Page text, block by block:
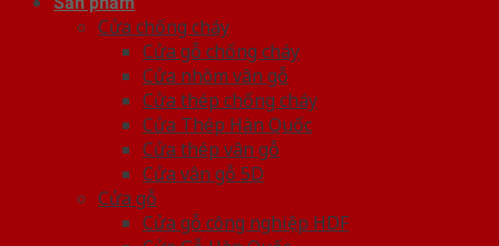
Cửa chống cháy
Cửa gỗ chống cháy
Cửa nhôm vân gỗ
Cửa thép chống cháy
Cửa Thép Hàn Quốc
Cửa thép vân gỗ
Cửa vân gỗ 5D
Cửa gỗ
Cửa gỗ công nghiệp HDF